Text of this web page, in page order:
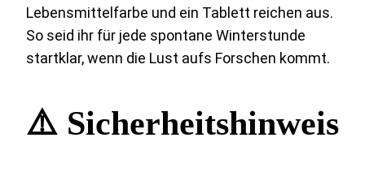
Lebensmittelfarbe und ein Tablett reichen aus.
So seid ihr für jede spontane Winterstunde
startklar, wenn die Lust aufs Forschen kommt.
⚠️ Sicherheitshinweis